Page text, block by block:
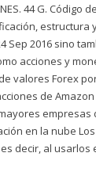
44 G. Código
estructura
Sep 2016 sino
acciones y
valores Forex
de
empresas
en la nube
decir, al usarlos